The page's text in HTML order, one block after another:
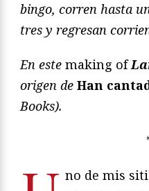
bingo, corren hasta
tres y regresan
En este making of
origen de Han
Books).
no de mis